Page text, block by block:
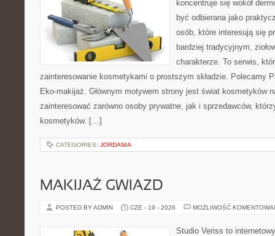
koncentruje się wokół
być odbierana jako
osób, które interesują się
bardziej tradycyjnym,
charakterze. To serwis,
zainteresowanie kosmetykami o prostszym składzie. Polecamy
Eko-makijaż. Głównym motywem strony jest świat kosmetyków
zainteresować zarówno osoby prywatne, jak i sprzedawców,
kosmetyków. […]
CATEGORIES: JORDANIA
MAKIJAŻ GWIAZD
POSTED BY ADMIN CZE - 19 - 2026 MOŻLIWOŚĆ
Studio Veriss to